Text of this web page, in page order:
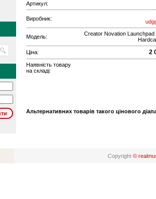
Артикул:
Виробник:
Модель:
Creator Novation Launchpad
Ціна: 2
Наявність товару
на складі:
Альтернативних товарів такого цінового
Copyright ©